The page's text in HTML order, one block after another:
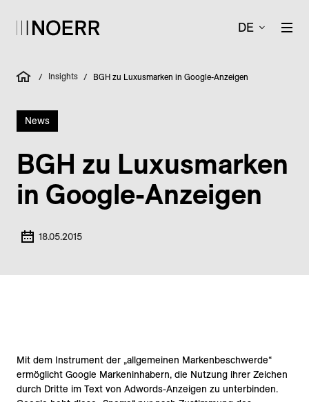
DE
/ Insights / BGH zu Luxusmarken in Google-Anzeigen
News
BGH zu Luxusmarken
in Google-Anzeigen
18.05.2015
Mit dem Instrument der „allgemeinen Markenbeschwerde“
ermöglicht Google Markeninhabern, die Nutzung ihrer Zeichen
durch Dritte im Text von Adwords-Anzeigen zu unterbinden.